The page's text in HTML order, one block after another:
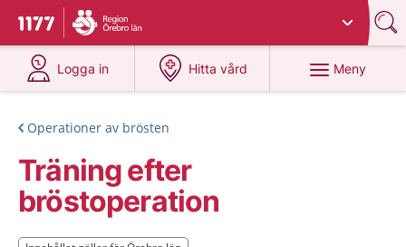
Till startsidan för 1177
Du har valt region
Logga in
på 1177.se
Hitta vård
på 1177.se
Meny
Operationer av brösten
Träning efter
bröstoperation